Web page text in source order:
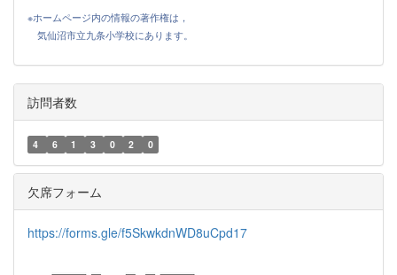
※ホームページ内の情報の著作権は，
気仙沼市立九条小学校にあります。
訪問者数
4 6 1 3 0 2 0
欠席フォーム
https://forms.gle/f5SkwkdnWD8uCpd17